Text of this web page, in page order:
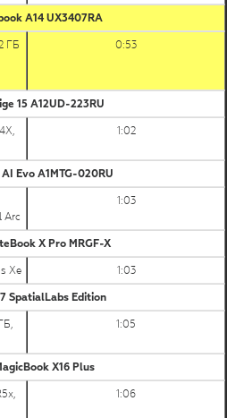
A14 UX3407RA
ГБ
0:53
15 A12UD-223RU
1:02
Evo A1MTG-020RU
Arc
1:03
X Pro MRGF-X
Xe
1:03
SpatialLabs Edition
1:05
X16 Plus
1:06